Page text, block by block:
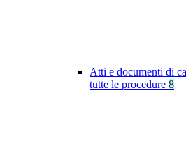
Atti e documenti di
tutte le procedure 8